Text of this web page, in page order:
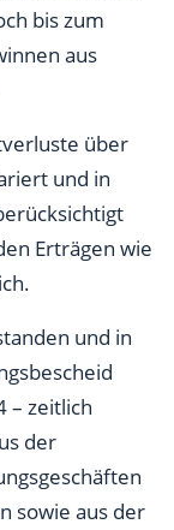
bis zum
aus
über
und in
Erträgen wie
und in
– zeitlich
der
sowie aus der